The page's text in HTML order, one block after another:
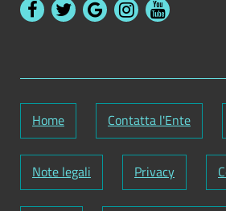
Home Contatta l'Ente
Note legali Privacy